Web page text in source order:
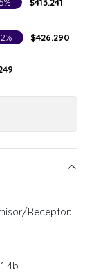
$413.241
$426.290
Receptor: